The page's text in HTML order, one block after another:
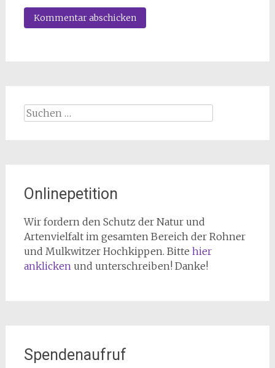
Suchen
nach:
Onlinepetition
Wir fordern den Schutz der Natur und
Artenvielfalt im gesamten Bereich der Rohner
und Mulkwitzer Hochkippen. Bitte hier
anklicken und unterschreiben! Danke!
Spendenaufruf